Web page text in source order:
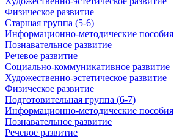
Физическое развитие
Старшая группа (5-6)
Информационно-методические пособия
Познавательное развитие
Речевое развитие
Социально-коммуникативное развитие
Художественно-эстетическое развитие
Физическое развитие
Подготовительная группа (6-7)
Информационно-методические пособия
Познавательное развитие
Речевое развитие